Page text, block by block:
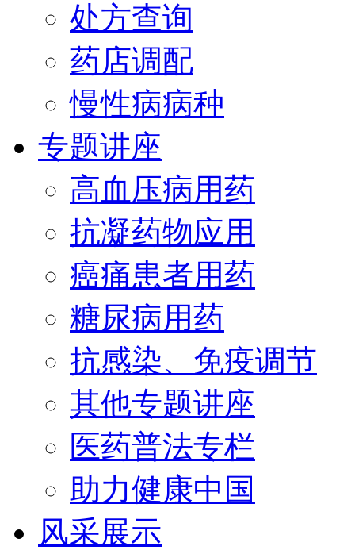
处方查询
药店调配
慢性病病种
专题讲座
高血压病用药
抗凝药物应用
癌痛患者用药
糖尿病用药
抗感染、免疫调节
其他专题讲座
医药普法专栏
助力健康中国
风采展示